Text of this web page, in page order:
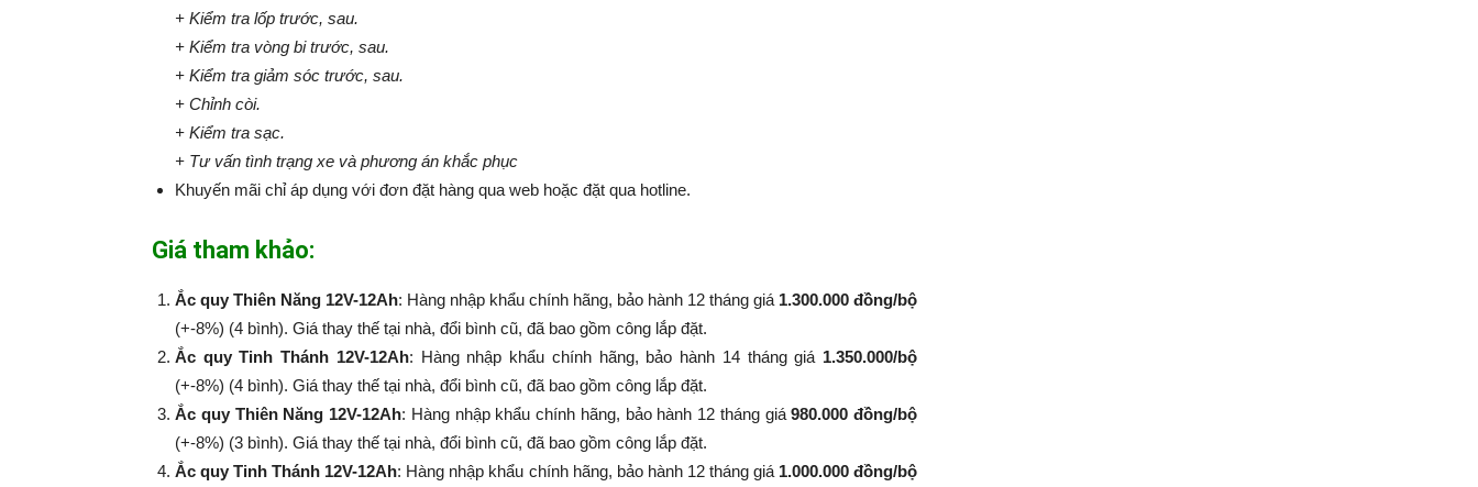
+ Kiểm tra lốp trước, sau.
+ Kiểm tra vòng bi trước, sau.
+ Kiểm tra giảm sóc trước, sau.
+ Chỉnh còi.
+ Kiểm tra sạc.
+ Tư vấn tình trạng xe và phương án khắc phục
Khuyến mãi chỉ áp dụng với đơn đặt hàng qua web hoặc đặt qua hotline.
Giá tham khảo:
Ắc quy Thiên Năng 12V-12Ah: Hàng nhập khẩu chính hãng, bảo hành 12 tháng giá 1.300.000 đồng/bộ
(+-8%) (4 bình). Giá thay thế tại nhà, đổi bình cũ, đã bao gồm công lắp đặt.
Ắc quy Tinh Thánh 12V-12Ah: Hàng nhập khẩu chính hãng, bảo hành 14 tháng giá 1.350.000/bộ
(+-8%​​​​​​​) (4 bình). Giá thay thế tại nhà, đổi bình cũ, đã bao gồm công lắp đặt.
Ắc quy Thiên Năng 12V-12Ah: Hàng nhập khẩu chính hãng, bảo hành 12 tháng giá980.000 đồng/bộ
(+-8%​​​​​​​) (3 bình). Giá thay thế tại nhà, đổi bình cũ, đã bao gồm công lắp đặt.
Ắc quy Tinh Thánh 12V-12Ah: Hàng nhập khẩu chính hãng, bảo hành 12 tháng giá 1.000.000 đồng/bộ